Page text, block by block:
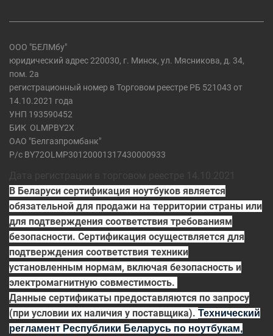
ООО "БЕЛМбу"
юридический адрес 220030, г. Минск, ул. Мясникова, д. 34,
пом. 2а
регистрационный номер в Торговом реестре РБ 521043 от
14.10.2021 года
УНП 193590452
БИК OLMPBY2X
ОАО "Белгазпромбанк"
Р/с BY72OLMP30120001317430000933
В Беларуси сертификация ноутбуков является
обязательной для продажи на территории страны или
для подтверждения соответствия требованиям
безопасности. Сертификация осуществляется для
подтверждения соответствия техники
установленным нормам, включая безопасность и
электромагнитную совместимость.
Данные сертификаты предоставляются по запросу
(при условии их наличия у поставщика). Технический
регламент Республики Беларусь по ноутбукам,